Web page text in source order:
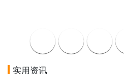
实用资讯